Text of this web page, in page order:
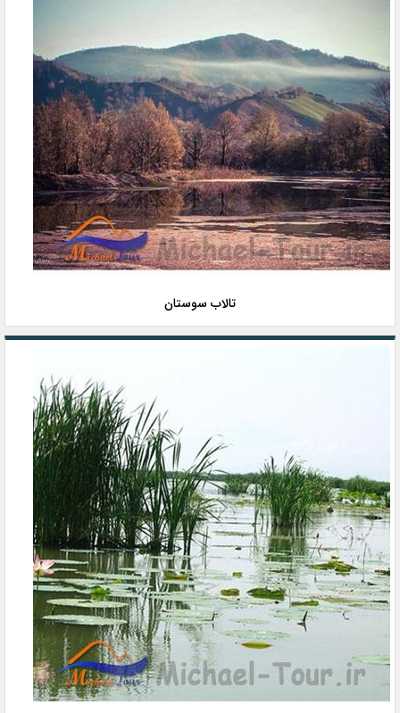
تالاب سوستان